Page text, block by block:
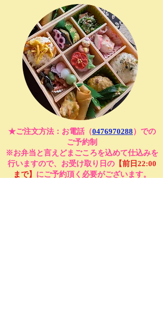
★ご注文方法：お電話（0476970288）での
ご予約制
※お弁当と言えどまごころを込めて仕込みを
行いますので、お受け取り日の 【前日22:00
まで】 にご予約頂く必要がございます。